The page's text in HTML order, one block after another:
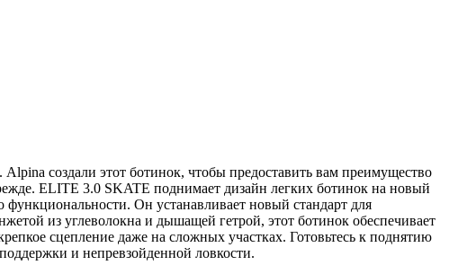
создали этот ботинок, чтобы предоставить вам преимущество
ELITE 3.0 SKATE поднимает дизайн легких ботинок на новый
Он устанавливает новый стандарт для
из углеволокна и дышащей гетрой, этот ботинок обеспечивает
сцепление даже на сложных участках. Готовьтесь к поднятию
и непревзойденной ловкости.